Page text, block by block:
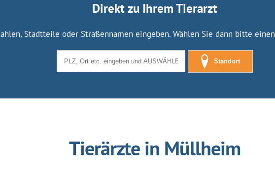
Direkt zu Ihrem Tierarzt
Stadtteile oder Straßennamen eingeben. Wählen Sie dann bitte
Standort
Tierärzte in Müllheim